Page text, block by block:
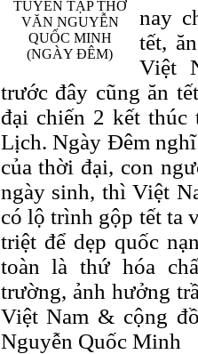
TUYỂN TẬP THƠ
VĂN NGUYỄN
QUỐC MINH
(NGÀY ĐÊM)
nay
tết,
Việt
trước đây cũng ăn
đại chiến 2 kết thúc
Lịch. Ngày Đêm
của thời đại, con
ngày sinh, thì Việt
có lộ trình gộp tết ta
triệt để dẹp quốc
toàn là thứ hóa
trường, ảnh hưởng
Việt Nam & cộng
Nguyễn Quốc Minh